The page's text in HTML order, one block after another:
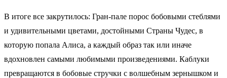
В итоге все закрутилось: Гран-пале порос бобовыми стеблями
и удивительными цветами, достойными Страны Чудес, в
которую попала Алиса, а каждый образ так или иначе
вдохновлен самыми любимыми произведениями. Каблуки
превращаются в бобовые стручки с волшебным зернышком и